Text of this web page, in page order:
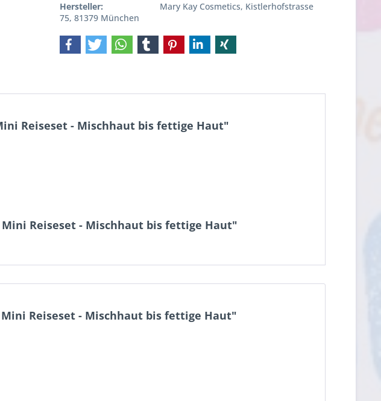
Hersteller:
Mary Kay Cosmetics, Kistlerhofstrasse
75, 81379 München
Reiseset - Mischhaut bis fettige Haut"
Reiseset - Mischhaut bis fettige Haut"
Reiseset - Mischhaut bis fettige Haut"